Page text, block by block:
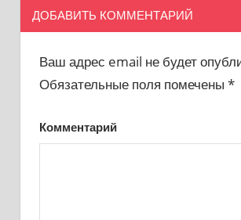
ДОБАВИТЬ КОММЕНТАРИЙ
Ваш адрес email не будет
Обязательные поля помечены *
Комментарий